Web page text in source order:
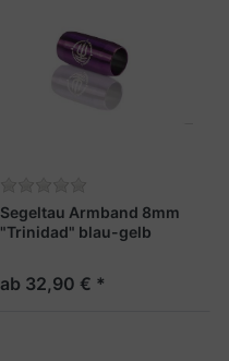
Segeltau Armband 8mm
"Trinidad" blau-gelb
ab 32,90 € *